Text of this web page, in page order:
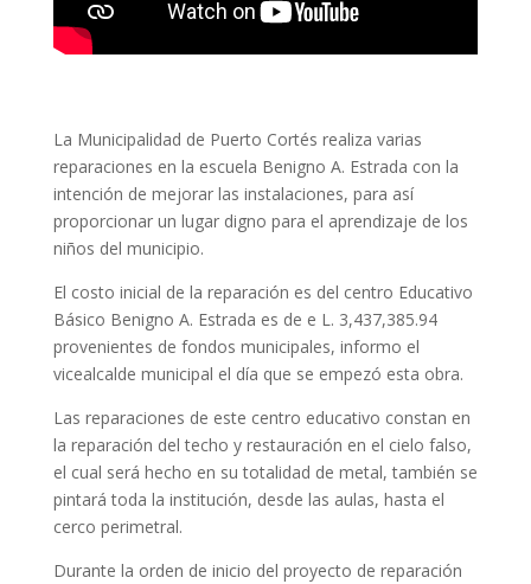
La Municipalidad de Puerto Cortés realiza varias
reparaciones en la escuela Benigno A. Estrada con la
intención de mejorar las instalaciones, para así
proporcionar un lugar digno para el aprendizaje de los
niños del municipio.
El costo inicial de la reparación es del centro Educativo
Básico Benigno A. Estrada es de e L. 3,437,385.94
provenientes de fondos municipales, informo el
vicealcalde municipal el día que se empezó esta obra.
Las reparaciones de este centro educativo constan en
la reparación del techo y restauración en el cielo falso,
el cual será hecho en su totalidad de metal, también se
pintará toda la institución, desde las aulas, hasta el
cerco perimetral.
Durante la orden de inicio del proyecto de reparación